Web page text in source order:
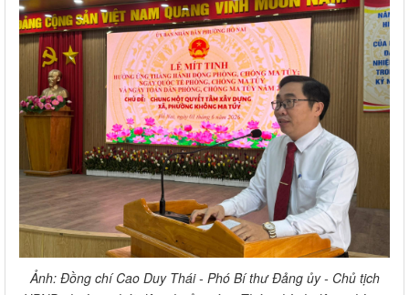
Ảnh: Đồng chí Cao Duy Thái - Phó Bí thư Đảng ủy - Chủ tịch